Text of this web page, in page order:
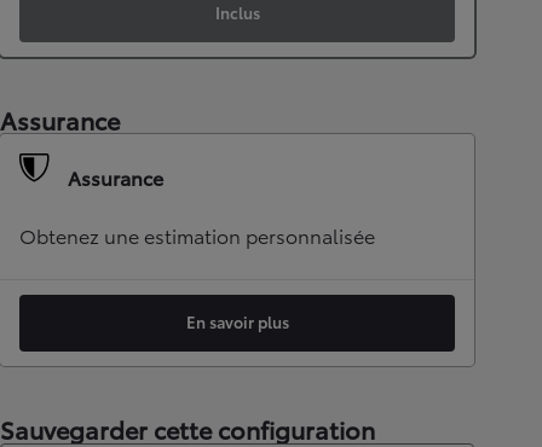
Inclus
Assurance
Assurance
Obtenez une estimation personnalisée
En savoir plus
Sauvegarder cette configuration